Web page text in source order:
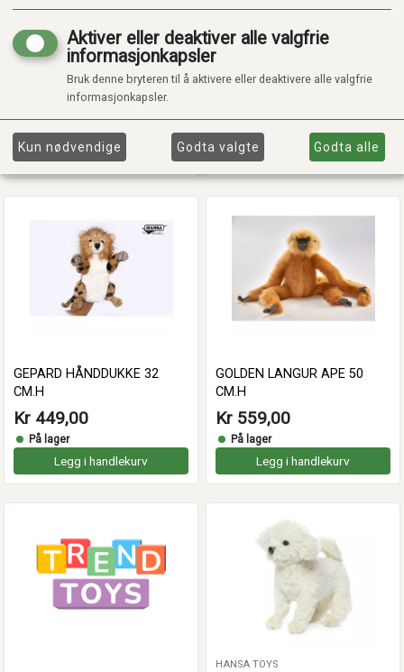
EKORN HÅNDDUKKE 28 CM.H
På lager
Legg i handlekurv
På lager
Legg i handlekurv
GEPARD HÅNDDUKKE 32
CM.H
Kr 449,00
På lager
Legg i handlekurv
GOLDEN LANGUR APE 50
CM.H
Kr 559,00
På lager
Legg i handlekurv
HANSA TOYS
Aktiver eller deaktiver alle valgfrie
informasjonkapsler
Bruk denne bryteren til å aktivere eller deaktivere alle valgfrie
informasjonkapsler.
Kun nødvendige Godta valgte Godta alle